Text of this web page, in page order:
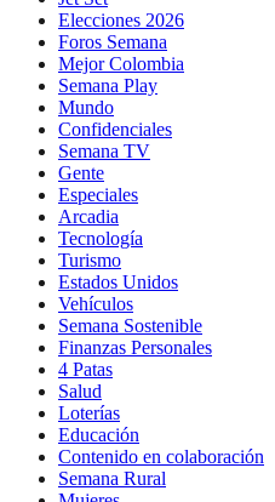
Elecciones 2026
Foros Semana
Mejor Colombia
Semana Play
Mundo
Confidenciales
Semana TV
Gente
Especiales
Arcadia
Tecnología
Turismo
Estados Unidos
Vehículos
Semana Sostenible
Finanzas Personales
4 Patas
Salud
Loterías
Educación
Contenido en colaboración
Semana Rural